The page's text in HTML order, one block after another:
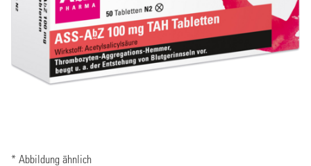
* Abbildung ähnlich